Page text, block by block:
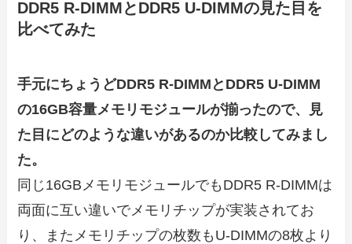
DDR5 R-DIMMとDDR5 U-DIMMの見た目を
比べてみた
手元にちょうどDDR5 R-DIMMとDDR5 U-DIMM
の16GB容量メモリモジュールが揃ったので、見
た目にどのような違いがあるのか比較してみまし
た。
同じ16GBメモリモジュールでもDDR5 R-DIMMは
両面に互い違いでメモリチップが実装されてお
り、またメモリチップの枚数もU-DIMMの8枚より